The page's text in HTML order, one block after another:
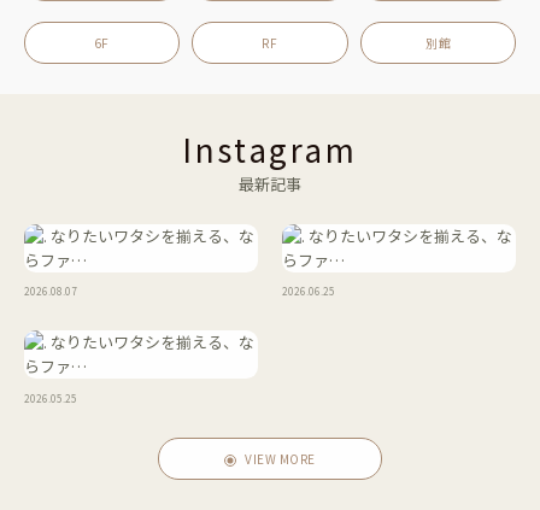
6F RF 別館
Instagram
最新記事
2026.08.07 2026.06.25
2026.05.25
VIEW MORE